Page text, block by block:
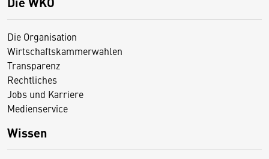
Die Organisation
Wirtschaftskammerwahlen
Transparenz
Rechtliches
Jobs und Karriere
Medienservice
Wissen